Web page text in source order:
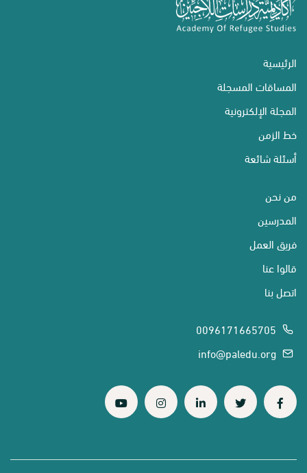
الرئيسية
المساقات المسجلة
المجلة الإلكترونية
خط الزمن
أسئلة شائعة
من نحن
المدرسين
فريق العمل
قالوا عنا
اتصل بنا
0096171665705
info@paledu.org